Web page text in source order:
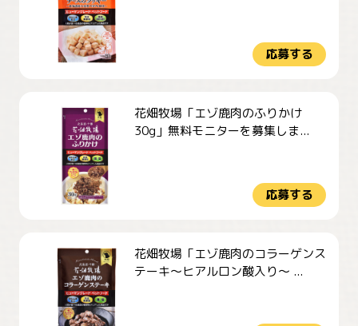
応募する
花畑牧場「エゾ鹿肉のふりかけ
30g」無料モニターを募集しま...
応募する
花畑牧場「エゾ鹿肉のコラーゲンス
テーキ～ヒアルロン酸入り～ ...